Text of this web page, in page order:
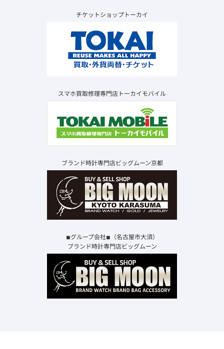
チケットショップトーカイ
スマホ買取修理専門店トーカイモバイル
ブランド時計専門店ビッグムーン京都
◾︎グループ会社◾︎（名古屋市大須）
ブランド時計専門店ビッグムーン